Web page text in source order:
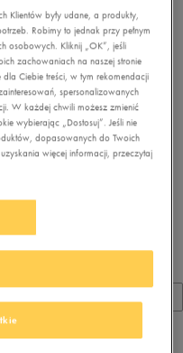
filtry
Klientów były udane, a produkty,
Robimy to jednak przy pełnym
osobowych. Kliknij „OK”, jeśli
zachowaniach na naszej stronie
Ciebie treści, w tym rekomendacji
spersonalizowanych
W każdej chwili możesz zmienić
wybierając „Dostosuj”. Jeśli nie
dopasowanych do Twoich
więcej informacji, przeczytaj